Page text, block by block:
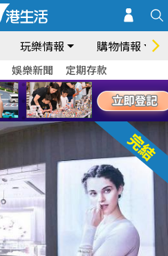
玩樂情報 購物情報
娛樂新聞 定期存款